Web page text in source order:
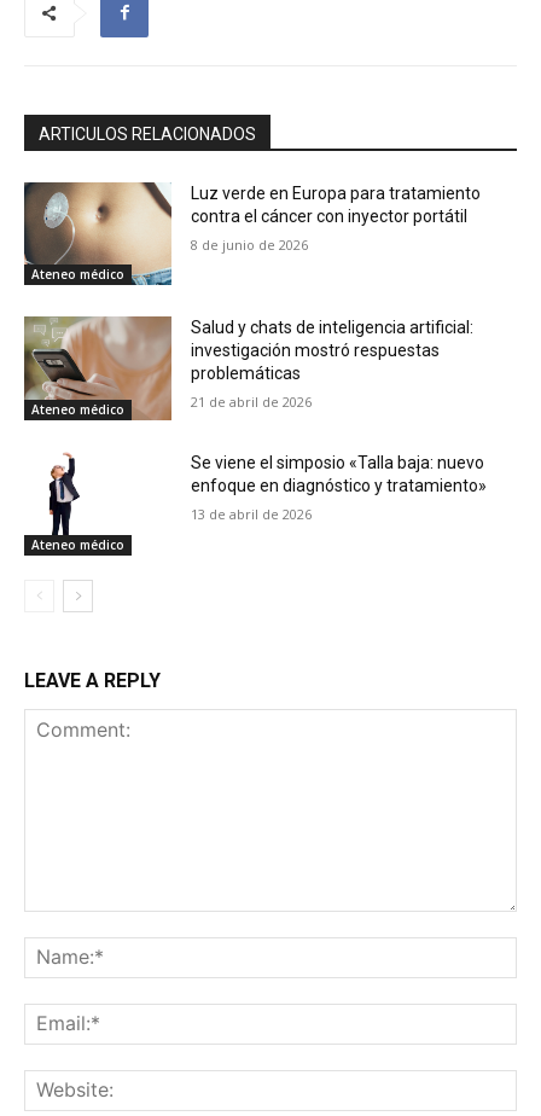
ARTICULOS RELACIONADOS
Ateneo médico
Luz verde en Europa para tratamiento
contra el cáncer con inyector portátil
8 de junio de 2026
Ateneo médico
Salud y chats de inteligencia artificial:
investigación mostró respuestas
problemáticas
21 de abril de 2026
Ateneo médico
Se viene el simposio «Talla baja: nuevo
enfoque en diagnóstico y tratamiento»
13 de abril de 2026
LEAVE A REPLY